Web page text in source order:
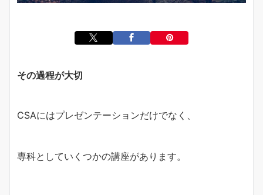
その過程が大切
CSAにはプレゼンテーションだけでなく、
専科としていくつかの講座があります。